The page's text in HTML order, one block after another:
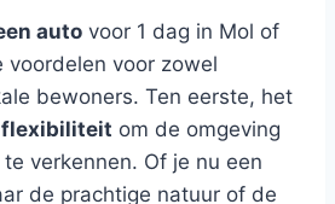
auto voor 1 dag in Mol of
voordelen voor zowel
bewoners. Ten eerste, het
om de omgeving
verkennen. Of je nu een
de prachtige natuur of de